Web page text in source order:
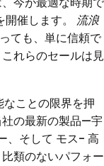
催します。 流浪
ても、単に信頼で
れらのセールは見
なことの限界を押
社の最新の製品—宇
、そして モス- 高
類のないパフォー